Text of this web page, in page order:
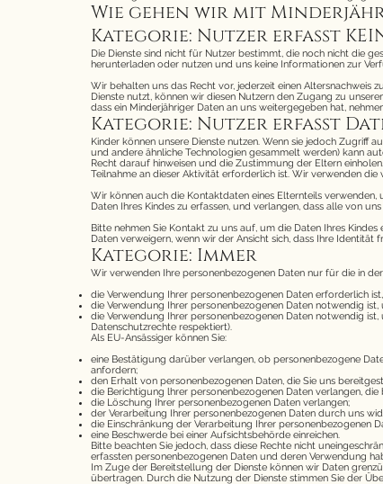
Wie gehen wir mit
Kategorie: Nutzer erfasst
Die Dienste sind nicht für Nutzer bestimmt, die noch nicht die
herunterladen oder nutzen und uns keine Informationen zur
Wir behalten uns das Recht vor, jederzeit einen Altersnachweis
Dienste nutzt, können wir diesen Nutzern den Zugang zu
dass ein Minderjähriger Daten an uns weitergegeben hat,
Kategorie: Nutzer erfasst
Kinder können unsere Dienste nutzen. Wenn sie jedoch Zugriff
und andere ähnliche Technologien gesammelt werden) kann
Recht darauf hinweisen und die Zustimmung der Eltern
Teilnahme an dieser Aktivität erforderlich ist. Wir verwenden
Wir können auch die Kontaktdaten eines Elternteils verwenden,
Daten Ihres Kindes zu erfassen, und verlangen, dass alle von
Bitte nehmen Sie Kontakt zu uns auf, um die Daten Ihres
Daten verweigern, wenn wir der Ansicht sich, dass Ihre
Kategorie: Immer
Wir verwenden Ihre personenbezogenen Daten nur für die in
die Verwendung Ihrer personenbezogenen Daten erforderlich
die Verwendung Ihrer personenbezogenen Daten notwendig
die Verwendung Ihrer personenbezogenen Daten notwendig
Datenschutzrechte respektiert).
Als EU-Ansässiger können Sie:
eine Bestätigung darüber verlangen, ob personenbezogene
anfordern;
den Erhalt von personenbezogenen Daten, die Sie uns
die Berichtigung lhrer personenbezogenen Daten verlangen, die
die Löschung Ihrer personenbezogenen Daten verlangen;
der Verarbeitung Ihrer personenbezogenen Daten durch uns
die Einschränkung der Verarbeitung Ihrer personenbezogenen
eine Beschwerde bei einer Aufsichtsbehörde einreichen.
Bitte beachten Sie jedoch, dass diese Rechte nicht
erfassten personenbezogenen Daten und deren Verwendung
Im Zuge der Bereitstellung der Dienste können wir Daten
übertragen. Durch die Nutzung der Dienste stimmen Sie der